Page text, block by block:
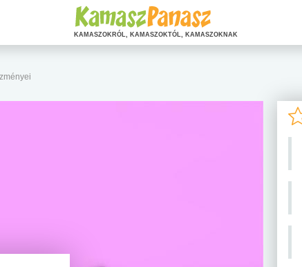
KAMASZOKRÓL, KAMASZOKTÓL, KAMASZOKNAK